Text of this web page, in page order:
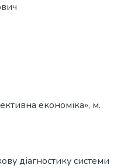
економіка», м.
діагностику системи